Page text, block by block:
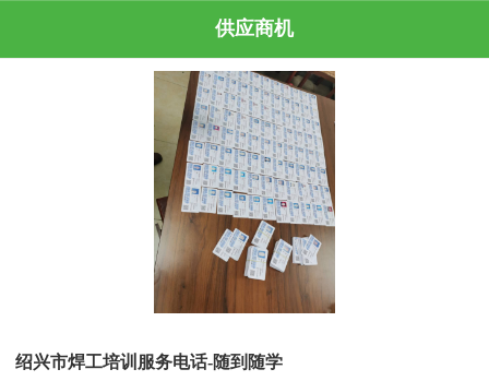
供应商机
绍兴市焊工培训服务电话-随到随学